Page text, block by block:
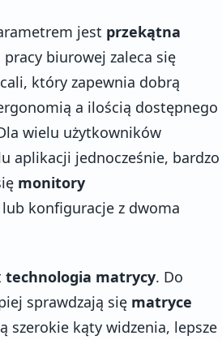
jest przekątna
biurowej zaleca się
który zapewnia dobrą
a ilością dostępnego
wielu użytkowników
aplikacji jednocześnie, bardzo
monitory
lub konfiguracje z dwoma
technologia matrycy. Do
sprawdzają się matryce
szerokie kąty widzenia, lepsze